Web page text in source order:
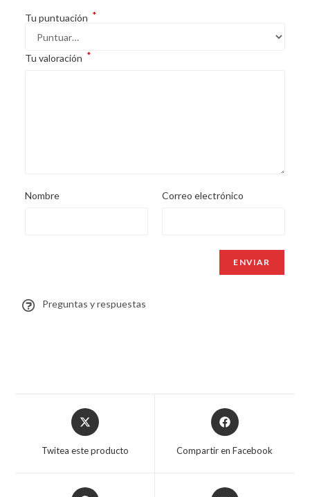
Tu puntuación *
Tu valoración *
Nombre Correo electrónico
Preguntas y respuestas
Twitea este producto Compartir en Facebook